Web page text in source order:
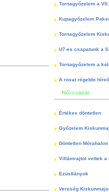
Tornagyőzelem a
Kupagyőzelem
Tornagyőzelem
U7-es csapatunk a
Tornagyőzelem a
A rovat régebbi
Női csapat
Értékes döntetlen
Győzelem
Döntetlen
Villámrajtot vettek a
Ezüstlányok
Vereség